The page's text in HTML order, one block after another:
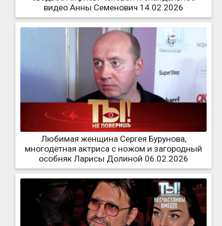
видео Анны Семенович 14.02.2026
Любимая женщина Сергея Бурунова,
многодетная актриса с ножом и загородный
особняк Ларисы Долиной 06.02.2026